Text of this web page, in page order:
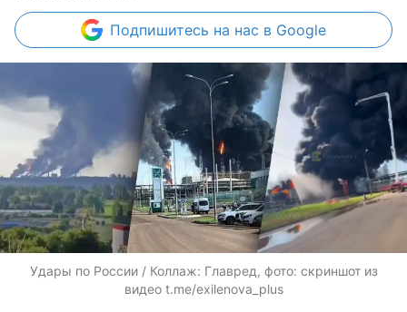
Подпишитесь на нас в Google
Удары по России / Коллаж: Главред, фото: скриншот из
видео t.me/exilenova_plus